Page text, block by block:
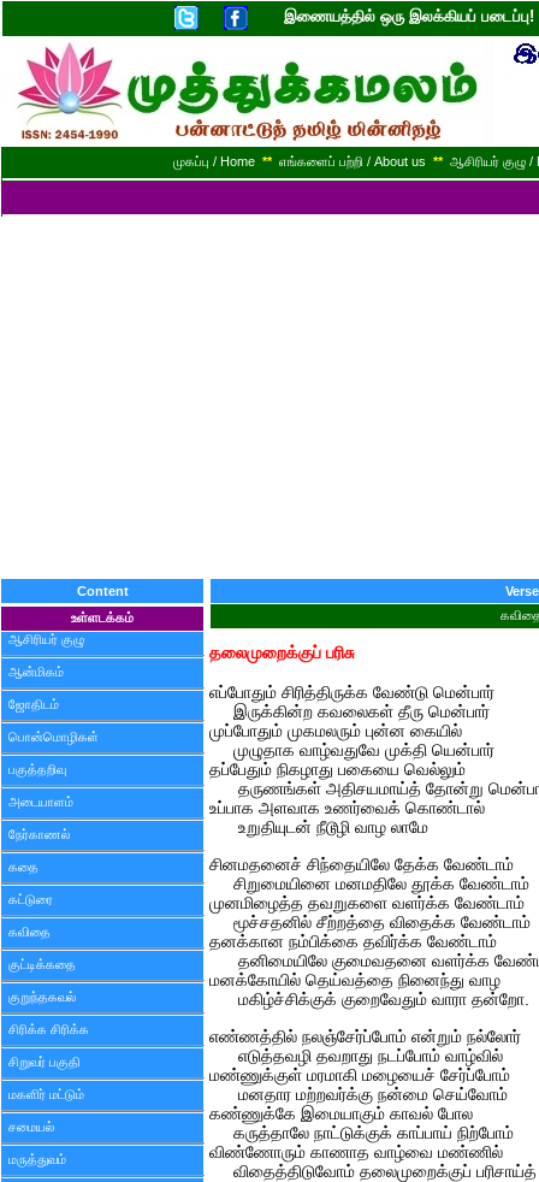
இணையத்தில் ஒரு இலக்கியப்
முகப்பு / Home ** எங்களைப் பற்றி / About us ** ஆசிரியர் குழு
Content
உள்ளடக்கம்
ஆசிரியர் குழு
ஆன்மிகம்
ஜோதிடம்
பொன்மொழிகள்
பகுத்தறிவு
அடையாளம்
நேர்காணல்
கதை
கட்டுரை
கவிதை
குட்டிக்கதை
குறுந்தகவல்
சிரிக்க சிரிக்க
சிறுவர் பகுதி
மகளிர் மட்டும்
சமையல்
மருத்துவம்
Verse
தலைமுறைக்குப் பரிசு
எப்போதும் சிரித்திருக்க வேண்டு மென்பார்
இருக்கின்ற கவலைகள் தீரு மென்பார்
முப்போதும் முகமலரும் புன்ன கையில்
முழுதாக வாழ்வதுவே முக்தி யென்பார்
தப்பேதும் நிகழாது பகையை வெல்லும்
தருணங்கள் அதிசயமாய்த் தோன்று
உப்பாக அளவாக உணர்வைக் கொண்டால்
உறுதியுடன் நீடூழி வாழ லாமே
சினமதனைச் சிந்தையிலே தேக்க வேண்டாம்
சிறுமையினை மனமதிலே தூக்க வேண்டாம்
முனமிழைத்த தவறுகளை வளர்க்க வேண்டாம்
மூச்சதனில் சீற்றத்தை விதைக்க வேண்டாம்
தனக்கான நம்பிக்கை தவிர்க்க வேண்டாம்
தனிமையிலே குமைவதனை வளர்க்க
மனக்கோயில் தெய்வத்தை நினைந்து வாழ
மகிழ்ச்சிக்குக் குறைவேதும் வாரா தன்றோ.
எண்ணத்தில் நலஞ்சேர்ப்போம் என்றும் நல்லோர்
எடுத்தவழி தவறாது நடப்போம் வாழ்வில்
மண்ணுக்குள் மரமாகி மழையைச் சேர்ப்போம்
மனதார மற்றவர்க்கு நன்மை செய்வோம்
கண்ணுக்கே இமையாகும் காவல் போல
கருத்தாலே நாட்டுக்குக் காப்பாய் நிற்போம்
விண்ணோரும் காணாத வாழ்வை மண்ணில்
விதைத்திடுவோம் தலைமுறைக்குப்